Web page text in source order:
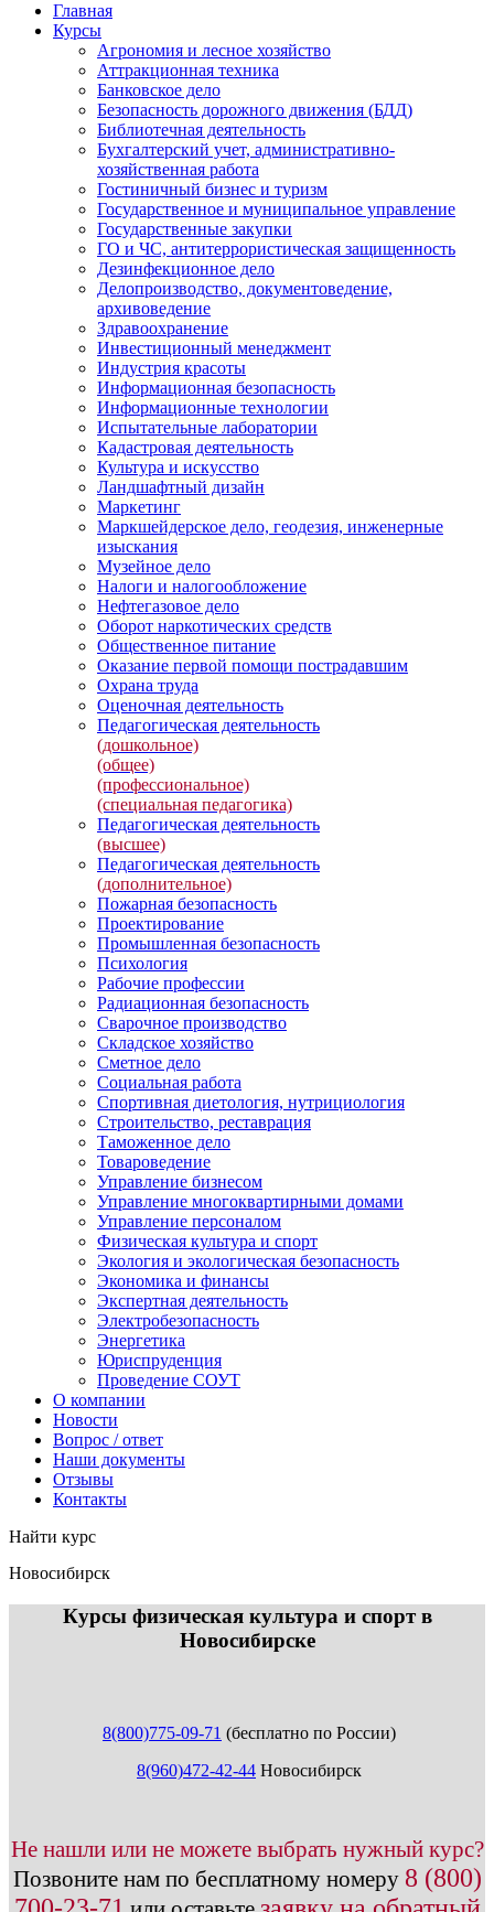
Главная
Курсы
Агрономия и лесное хозяйство
Аттракционная техника
Банковское дело
Безопасность дорожного движения (БДД)
Библиотечная деятельность
Бухгалтерский учет, административно-
хозяйственная работа
Гостиничный бизнес и туризм
Государственное и муниципальное управление
Государственные закупки
ГО и ЧС, антитеррористическая защищенность
Дезинфекционное дело
Делопроизводство, документоведение,
архивоведение
Здравоохранение
Инвестиционный менеджмент
Индустрия красоты
Информационная безопасность
Информационные технологии
Испытательные лаборатории
Кадастровая деятельность
Культура и искусство
Ландшафтный дизайн
Маркетинг
Маркшейдерское дело, геодезия, инженерные
изыскания
Музейное дело
Налоги и налогообложение
Нефтегазовое дело
Оборот наркотических средств
Общественное питание
Оказание первой помощи пострадавшим
Охрана труда
Оценочная деятельность
Педагогическая деятельность
(дошкольное)
(общее)
(профессиональное)
(специальная педагогика)
Педагогическая деятельность
(высшее)
Педагогическая деятельность
(дополнительное)
Пожарная безопасность
Проектирование
Промышленная безопасность
Психология
Рабочие профессии
Радиационная безопасность
Сварочное производство
Складское хозяйство
Сметное дело
Социальная работа
Спортивная диетология, нутрициология
Строительство, реставрация
Таможенное дело
Товароведение
Управление бизнесом
Управление многоквартирными домами
Управление персоналом
Физическая культура и спорт
Экология и экологическая безопасность
Экономика и финансы
Экспертная деятельность
Электробезопасность
Энергетика
Юриспруденция
Проведение СОУТ
О компании
Новости
Вопрос / ответ
Наши документы
Отзывы
Контакты
Найти курс
Новосибирск
Курсы физическая культура и спорт в
Новосибирске
8(800)775-09-71 (бесплатно по России)
8(960)472-42-44 Новосибирск
Не нашли или не можете выбрать нужный курс?
Позвоните нам по бесплатному номеру 8 (800)